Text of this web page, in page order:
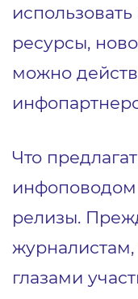
ресурсы,
можно
Что
инфоповодом
релизы.
журналистам,
глазами